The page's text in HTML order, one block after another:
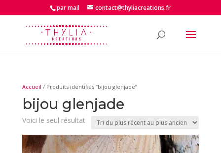
par mail contact@thyliacreations.fr
Accueil / Produits identifiés “bijou glenjade”
bijou glenjade
Voici le seul résultat